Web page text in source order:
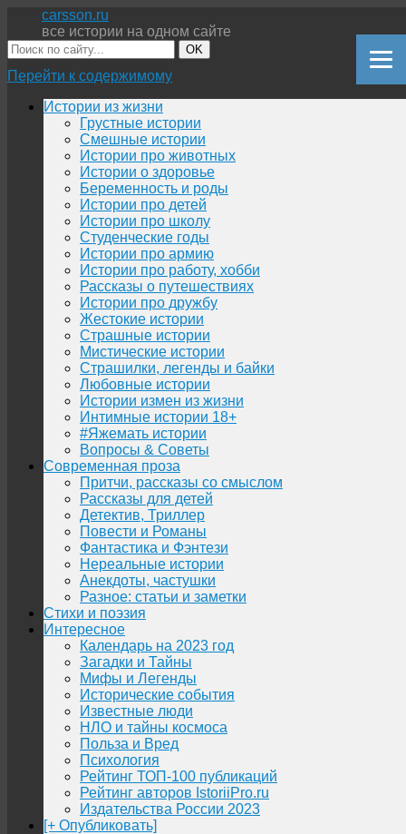
carsson.ru
все истории на одном сайте
OK
Перейти к содержимому
Истории из жизни
Грустные истории
Смешные истории
Истории про животных
Истории о здоровье
Беременность и роды
Истории про детей
Истории про школу
Студенческие годы
Истории про армию
Истории про работу, хобби
Рассказы о путешествиях
Истории про дружбу
Жестокие истории
Страшные истории
Мистические истории
Страшилки, легенды и байки
Любовные истории
Истории измен из жизни
Интимные истории 18+
#Яжемать истории
Вопросы & Советы
Современная проза
Притчи, рассказы со смыслом
Рассказы для детей
Детектив, Триллер
Повести и Романы
Фантастика и Фэнтези
Нереальные истории
Анекдоты, частушки
Разное: статьи и заметки
Стихи и поэзия
Интересное
Календарь на 2023 год
Загадки и Тайны
Мифы и Легенды
Исторические события
Известные люди
НЛО и тайны космоса
Польза и Вред
Психология
Рейтинг ТОП-100 публикаций
Рейтинг авторов IstoriiPro.ru
Издательства России 2023
[+ Опубликовать]